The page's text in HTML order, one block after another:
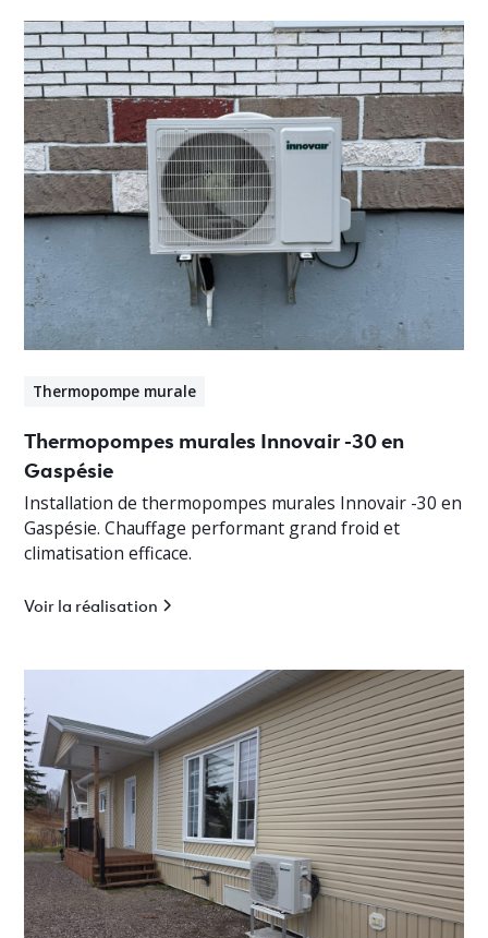
Thermopompe murale
Thermopompes murales Innovair -30 en
Gaspésie
Installation de thermopompes murales Innovair -30 en
Gaspésie. Chauffage performant grand froid et
climatisation efficace.
Voir la réalisation